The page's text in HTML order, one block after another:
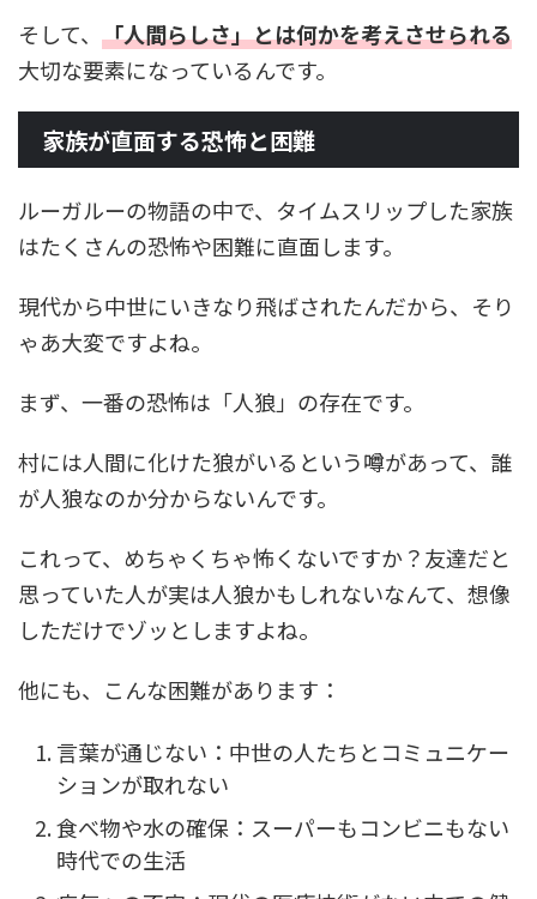
そして、 「人間らしさ」とは何かを考えさせられる
大切な要素になっているんです。
家族が直面する恐怖と困難
ルーガルーの物語の中で、タイムスリップした家族
はたくさんの恐怖や困難に直面します。
現代から中世にいきなり飛ばされたんだから、そり
ゃあ大変ですよね。
まず、一番の恐怖は「人狼」の存在です。
村には人間に化けた狼がいるという噂があって、誰
が人狼なのか分からないんです。
これって、めちゃくちゃ怖くないですか？友達だと
思っていた人が実は人狼かもしれないなんて、想像
しただけでゾッとしますよね。
他にも、こんな困難があります：
言葉が通じない：中世の人たちとコミュニケー
ションが取れない
食べ物や水の確保：スーパーもコンビニもない
時代での生活